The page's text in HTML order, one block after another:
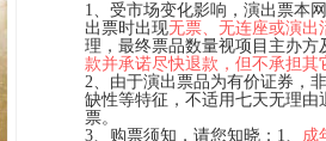
1、受市场变化影响，演出票本
出票时出现无票、无连座或演出
理，最终票品数量视项目主办
款并承诺尽快退款，但不承担其
2、由于演出票品为有价证券，
缺性等特征，不适用七天无理
票。
3、购票须知，请您知晓：1、 成